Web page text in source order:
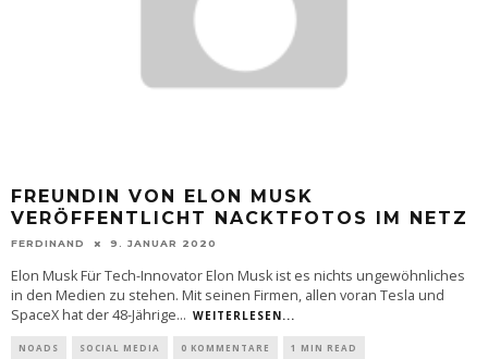
FREUNDIN VON ELON MUSK
VERÖFFENTLICHT NACKTFOTOS IM NETZ
FERDINAND 9. JANUAR 2020
Elon Musk Für Tech-Innovator Elon Musk ist es nichts ungewöhnliches
in den Medien zu stehen. Mit seinen Firmen, allen voran Tesla und
SpaceX hat der 48-Jährige... WEITERLESEN...
NOADS SOCIAL MEDIA 0 KOMMENTARE 1 MIN READ